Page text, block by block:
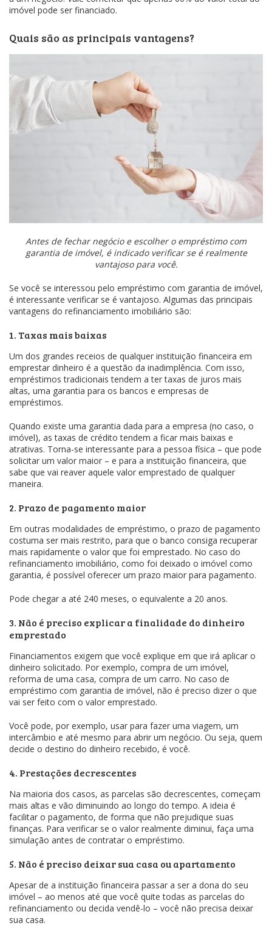
imóvel pode ser financiado.
Quais são as principais vantagens?
Antes de fechar negócio e escolher o empréstimo com
garantia de imóvel, é indicado verificar se é realmente
vantajoso para você.
Se você se interessou pelo empréstimo com garantia de imóvel,
é interessante verificar se é vantajoso. Algumas das principais
vantagens do refinanciamento imobiliário são:
1. Taxas mais baixas
Um dos grandes receios de qualquer instituição financeira em
emprestar dinheiro é a questão da inadimplência. Com isso,
empréstimos tradicionais tendem a ter taxas de juros mais
altas, uma garantia para os bancos e empresas de
empréstimos.
Quando existe uma garantia dada para a empresa (no caso, o
imóvel), as taxas de crédito tendem a ficar mais baixas e
atrativas. Torna-se interessante para a pessoa física – que pode
solicitar um valor maior – e para a instituição financeira, que
sabe que vai reaver aquele valor emprestado de qualquer
maneira.
2. Prazo de pagamento maior
Em outras modalidades de empréstimo, o prazo de pagamento
costuma ser mais restrito, para que o banco consiga recuperar
mais rapidamente o valor que foi emprestado. No caso do
refinanciamento imobiliário, como foi deixado o imóvel como
garantia, é possível oferecer um prazo maior para pagamento.
Pode chegar a até 240 meses, o equivalente a 20 anos.
3. Não é preciso explicar a finalidade do dinheiro
emprestado
Financiamentos exigem que você explique em que irá aplicar o
dinheiro solicitado. Por exemplo, compra de um imóvel,
reforma de uma casa, compra de um carro. No caso de
empréstimo com garantia de imóvel, não é preciso dizer o que
vai ser feito com o valor emprestado.
Você pode, por exemplo, usar para fazer uma viagem, um
intercâmbio e até mesmo para abrir um negócio. Ou seja, quem
decide o destino do dinheiro recebido, é você.
4. Prestações decrescentes
Na maioria dos casos, as parcelas são decrescentes, começam
mais altas e vão diminuindo ao longo do tempo. A ideia é
facilitar o pagamento, de forma que não prejudique suas
finanças. Para verificar se o valor realmente diminui, faça uma
simulação antes de contratar o empréstimo.
5. Não é preciso deixar sua casa ou apartamento
Apesar de a instituição financeira passar a ser a dona do seu
imóvel – ao menos até que você quite todas as parcelas do
refinanciamento ou decida vendê-lo – você não precisa deixar
sua casa.